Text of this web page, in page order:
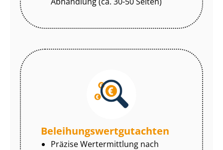
Be­lei­hungs­wert­gut­ach­ten
Präzise Wertermittlung nach